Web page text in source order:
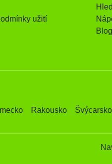
užití
Blog
Rakousko Švýcarsko